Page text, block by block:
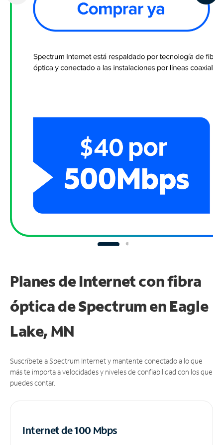
Planes de Internet con fibra
óptica de Spectrum en Eagle
Lake, MN
Suscríbete a Spectrum Internet y mantente conectado a lo que
más te importa a velocidades y niveles de confiabilidad con los que
puedes contar.
Internet de 100 Mbps